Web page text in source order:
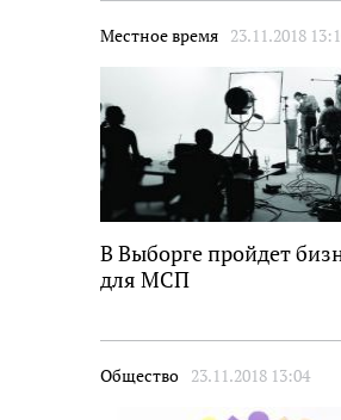
Местное время 23.11.2018
В Выборге пройдет
для МСП
Общество 23.11.2018 13:04